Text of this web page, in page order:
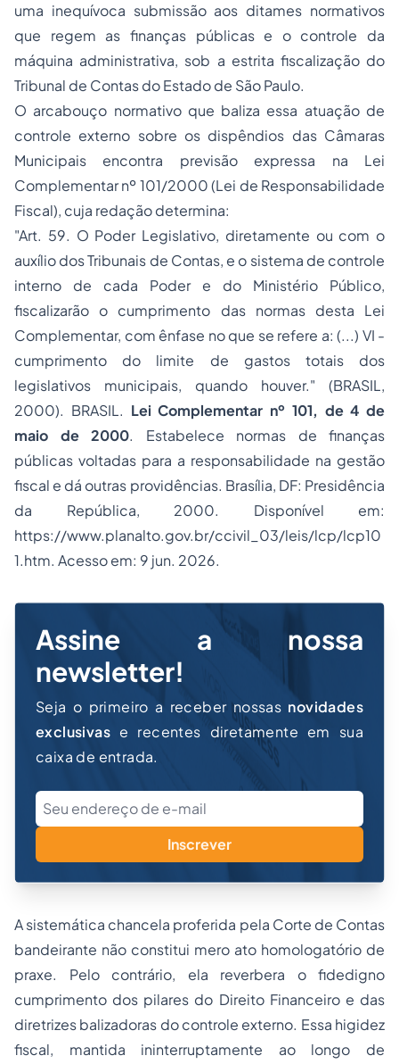
uma inequívoca submissão aos ditames normativos
que regem as finanças públicas e o controle da
máquina administrativa, sob a estrita fiscalização do
Tribunal de Contas do Estado de São Paulo.
O arcabouço normativo que baliza essa atuação de
controle externo sobre os dispêndios das Câmaras
Municipais encontra previsão expressa na Lei
Complementar nº 101/2000 (Lei de Responsabilidade
Fiscal), cuja redação determina:
"Art. 59. O Poder Legislativo, diretamente ou com o
auxílio dos Tribunais de Contas, e o sistema de controle
interno de cada Poder e do Ministério Público,
fiscalizarão o cumprimento das normas desta Lei
Complementar, com ênfase no que se refere a: (...) VI -
cumprimento do limite de gastos totais dos
legislativos municipais, quando houver." (BRASIL,
2000). BRASIL. Lei Complementar nº 101, de 4 de
maio de 2000. Estabelece normas de finanças
públicas voltadas para a responsabilidade na gestão
fiscal e dá outras providências. Brasília, DF: Presidência
da República, 2000. Disponível em:
https://www.planalto.gov.br/ccivil_03/leis/lcp/lcp10
1.htm. Acesso em: 9 jun. 2026.
Assine a nossa
newsletter!
Seja o primeiro a receber nossas novidades
exclusivas e recentes diretamente em sua
caixa de entrada.
Inscrever
A sistemática chancela proferida pela Corte de Contas
bandeirante não constitui mero ato homologatório de
praxe. Pelo contrário, ela reverbera o fidedigno
cumprimento dos pilares do Direito Financeiro e das
diretrizes balizadoras do controle externo. Essa higidez
fiscal, mantida ininterruptamente ao longo de